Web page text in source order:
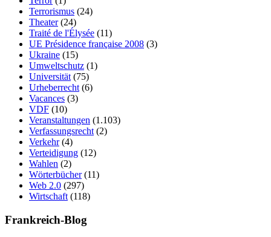
Terrorismus (24)
Theater(24)
Traité de l'Élysée (11)
UE Présidence française 2008 (3)
Ukraine (15)
Umweltschutz (1)
Universität (75)
Urheberrecht (6)
Vacances (3)
VDF (10)
Veranstaltungen (1.103)
Verfassungsrecht (2)
Verkehr(4)
Verteidigung (12)
Wahlen (2)
Wörterbücher(11)
Web 2.0 (297)
Wirtschaft (118)
Frankreich-Blog